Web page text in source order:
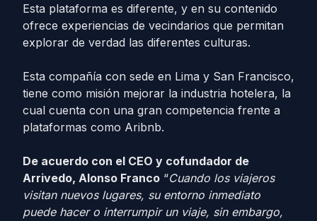
Esta plataforma es diferente, y en su contenido
ofrece experiencias de vecindarios que permitan
explorar de verdad las diferentes culturas.
Esta compañía con sede en Lima y San Francisco,
tiene como misión mejorar la industria hotelera, la
cual cuenta con una gran competencia frente a
plataformas como Aribnb.
De acuerdo con el CEO y cofundador de
Arrivedo, Alonso Franco “Cuando los viajeros
visitan nuevos lugares, su entorno inmediato
puede hacer o interrumpir un viaje, sin embargo,